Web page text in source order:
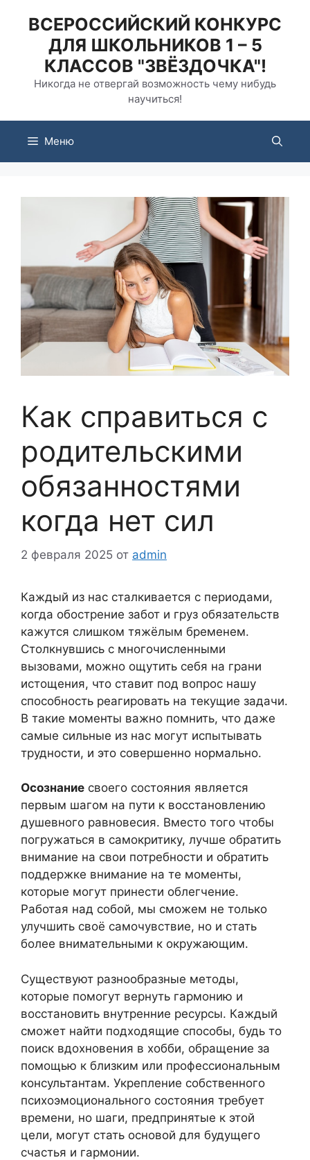
содержимому
ВСЕРОССИЙСКИЙ КОНКУРС
ДЛЯ ШКОЛЬНИКОВ 1 – 5
КЛАССОВ "ЗВЁЗДОЧКА"!
Никогда не отвергай возможность чему нибудь
научиться!
Меню
Как справиться с
родительскими
обязанностями
когда нет сил
2 февраля 2025 от admin
Каждый из нас сталкивается с периодами,
когда обострение забот и груз обязательств
кажутся слишком тяжёлым бременем.
Столкнувшись с многочисленными
вызовами, можно ощутить себя на грани
истощения, что ставит под вопрос нашу
способность реагировать на текущие задачи.
В такие моменты важно помнить, что даже
самые сильные из нас могут испытывать
трудности, и это совершенно нормально.
Осознание своего состояния является
первым шагом на пути к восстановлению
душевного равновесия. Вместо того чтобы
погружаться в самокритику, лучше обратить
внимание на свои потребности и обратить
поддержке внимание на те моменты,
которые могут принести облегчение.
Работая над собой, мы сможем не только
улучшить своё самочувствие, но и стать
более внимательными к окружающим.
Существуют разнообразные методы,
которые помогут вернуть гармонию и
восстановить внутренние ресурсы. Каждый
сможет найти подходящие способы, будь то
поиск вдохновения в хобби, обращение за
помощью к близким или профессиональным
консультантам. Укрепление собственного
психоэмоционального состояния требует
времени, но шаги, предпринятые к этой
цели, могут стать основой для будущего
счастья и гармонии.